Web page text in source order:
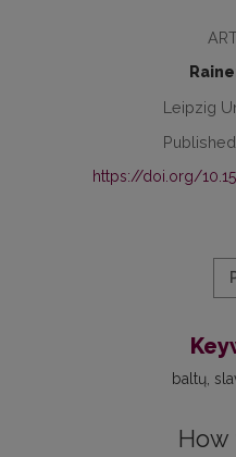
Leipzig
https://doi.org/
baltų
How